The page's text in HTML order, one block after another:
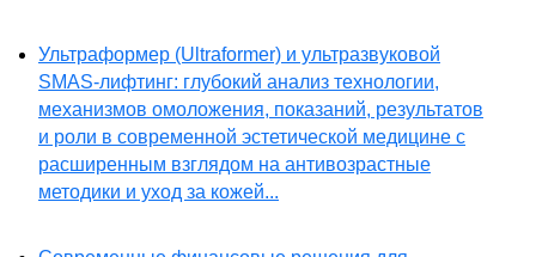
Ультраформер (Ultraformer) и ультразвуковой
SMAS-лифтинг: глубокий анализ технологии,
механизмов омоложения, показаний, результатов
и роли в современной эстетической медицине с
расширенным взглядом на антивозрастные
методики и уход за кожей...